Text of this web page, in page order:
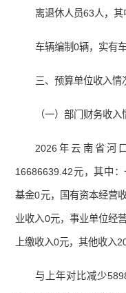
离退休人员63人，其
车辆编制0辆，实有
三、预算单位收入情
（一）部门财务收入
2026年云南省河
16686639.42元，其中
基金0元，国有资本经营
业收入0元，事业单位经
上缴收入0元，其他收入
与上年对比减少